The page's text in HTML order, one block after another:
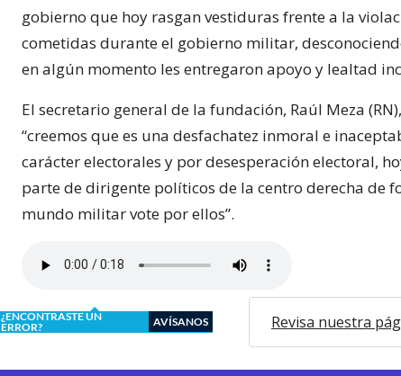
gobierno que hoy rasgan vestiduras frente a la
cometidas durante el gobierno militar,
en algún momento les entregaron apoyo y lealtad
El secretario general de la fundación, Raúl Meza
“creemos que es una desfachatez inmoral e
carácter electorales y por desesperación electoral,
parte de dirigente políticos de la centro derecha de
mundo militar vote por ellos”.
¿ENCONTRASTE UN
ERROR?
AVÍSANOS Revisa nuestra